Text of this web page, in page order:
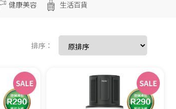
健康美容 生活百貨
排序：